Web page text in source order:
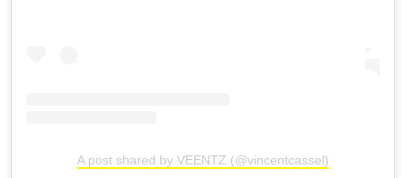
A post shared by VEENTZ (@vincentcassel)